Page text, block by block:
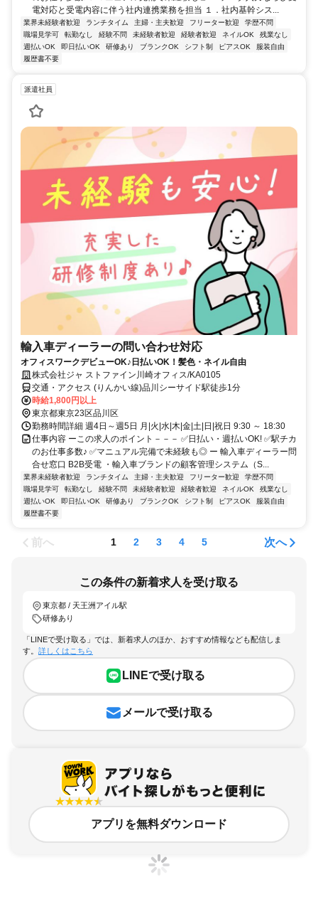
派遣社員
輸入車ディーラーの問い合わせ対応
オフィスワークデビューOK♪日払いOK！髪色・ネイル自由
株式会社ジャ ストファイン川崎オフィス/KA0105
交通・アクセス (りんかい線)品川シーサイド駅徒歩1分
時給1,800円以上
東京都東京23区品川区
勤務時間詳細 週4日～週5日 月|火|水|木|金|土|日|祝日 9:30 ～ 18:30
仕事内容 ーこの求人のポイント－－－ ✅日払い・週払いOK! ✅駅チカ
のお仕事多数♪ ✅マニュアル完備で未経験も◎ ー 輸入車ディーラー問
合せ窓口 B2B受電 ・輸入車ブランドの顧客管理システム（S...
業界未経験者歓迎 ランチタイム
職場見学可
転勤なし 経験不問
週払いOK
即日払いOK 研修あり ブランクOK シフト制 ピアスOK
服装自由
履歴書不要
前へ 1 2 3 4 5 次へ
詳しくはこちら
LINEで受け取る
メールで受け取る